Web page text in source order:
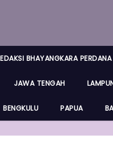
BHAYANGKARA
JAWA TENGAH
BENGKULU PAPUA